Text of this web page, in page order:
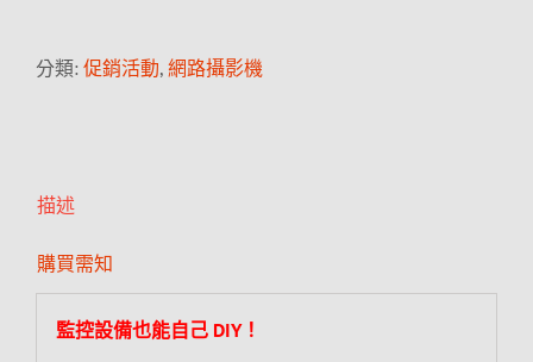
分類: 促銷活動, 網路攝影機
描述
購買需知
監控設備也能自己 DIY！